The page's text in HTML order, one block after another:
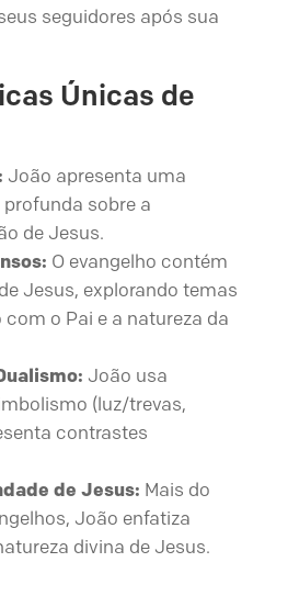
seguidores após sua
Únicas de
João apresenta uma
sobre a
de Jesus.
O evangelho contém
Jesus, explorando temas
o Pai e a natureza da
João usa
(luz/trevas,
contrastes
de Jesus: Mais do
João enfatiza
divina de Jesus.